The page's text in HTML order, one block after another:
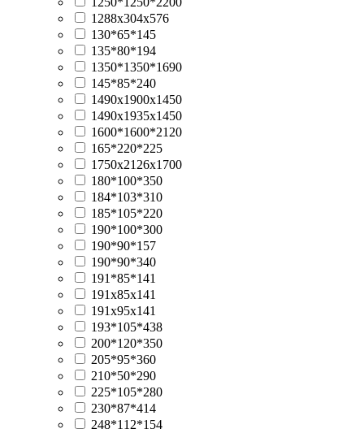
1288х304х576
130*65*145
135*80*194
1350*1350*1690
145*85*240
1490х1900х1450
1490х1935х1450
1600*1600*2120
165*220*225
1750х2126х1700
180*100*350
184*103*310
185*105*220
190*100*300
190*90*157
190*90*340
191*85*141
191х85х141
191х95х141
193*105*438
200*120*350
205*95*360
210*50*290
225*105*280
230*87*414
248*112*154